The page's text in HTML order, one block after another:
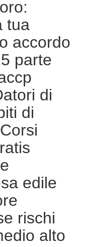
tua
accordo
parte
di
di
edile
rischi
alto